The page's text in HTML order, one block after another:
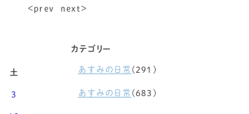
＜ｐｒｅｖ ｎｅｘｔ＞
土
3
カテゴリー
あすみの日常 (291)
あすみの日常 (683)